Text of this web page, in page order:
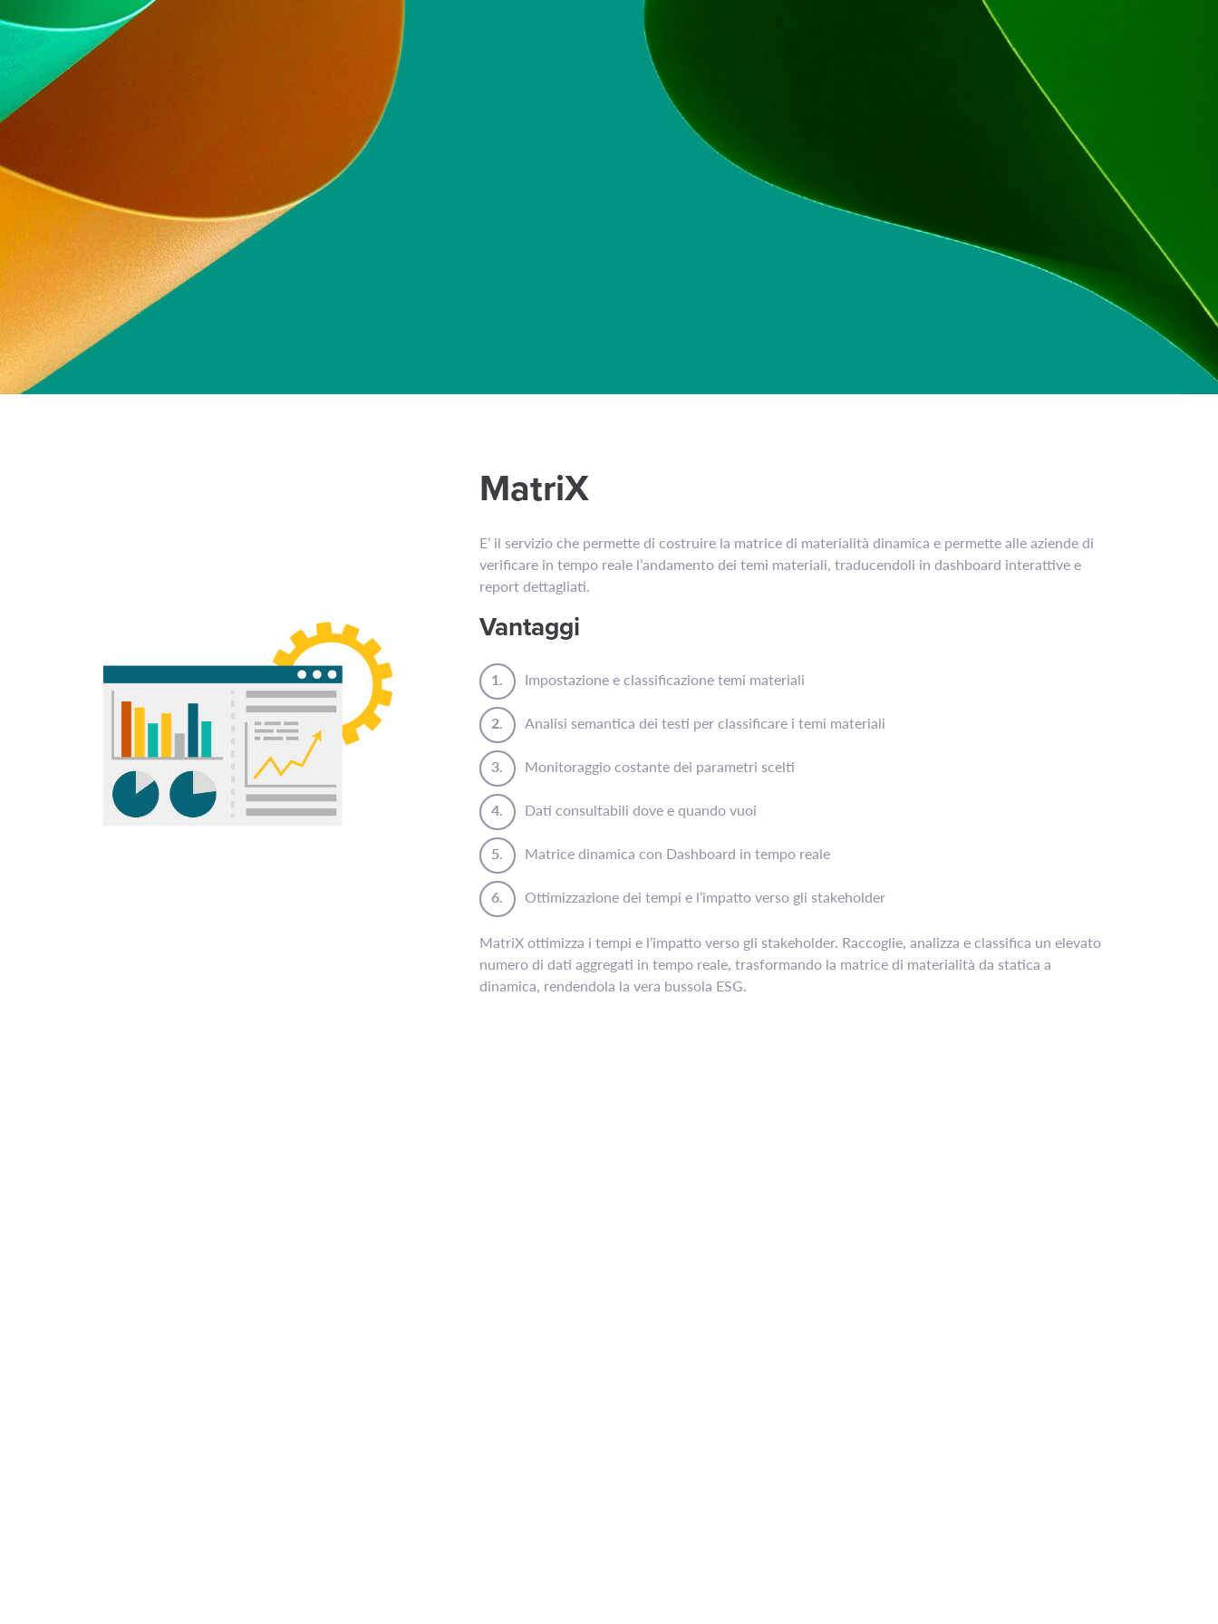
MatriX
E’ il servizio che permette di costruire la matrice di materialità dinamica e permette alle aziende di
verificare in tempo reale l’andamento dei temi materiali, traducendoli in dashboard interattive e
report dettagliati.
Vantaggi
Impostazione e classificazione temi materiali
Analisi semantica dei testi per classificare i temi materiali
Monitoraggio costante dei parametri scelti
Dati consultabili dove e quando vuoi
Matrice dinamica con Dashboard in tempo reale
Ottimizzazione dei tempi e l’impatto verso gli stakeholder
MatriX ottimizza i tempi e l’impatto verso gli stakeholder. Raccoglie, analizza e classifica un elevato
numero di dati aggregati in tempo reale, trasformando la matrice di materialità da statica a
dinamica, rendendola la vera bussola ESG.